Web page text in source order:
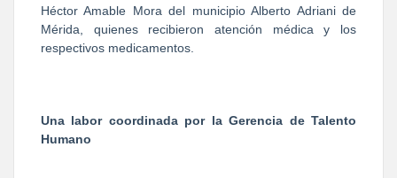
Héctor Amable Mora del municipio Alberto Adriani de
Mérida, quienes recibieron atención médica y los
respectivos medicamentos.
Una labor coordinada por la Gerencia de Talento
Humano